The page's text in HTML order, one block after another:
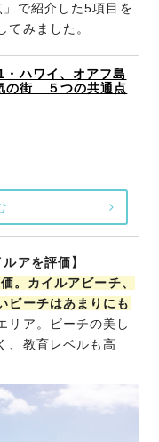
で紹介した5項目を
てみました。
ハワイ、オアフ島
の街 ５つの共通点
アを評価】
。カイルアビーチ、
ビーチはあまりにも
リア。ビーチの美し
、教育レベルも高